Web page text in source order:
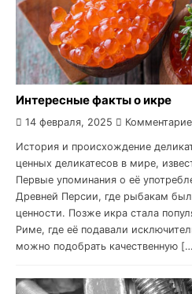
Интересные факты о икре
14 февраля, 2025
История и происхождение
ценных деликатесов в мире,
Первые упоминания о её
Древней Персии, где рыбакам
ценности. Позже икра стала
Риме, где её подавали
можно подобрать качественную